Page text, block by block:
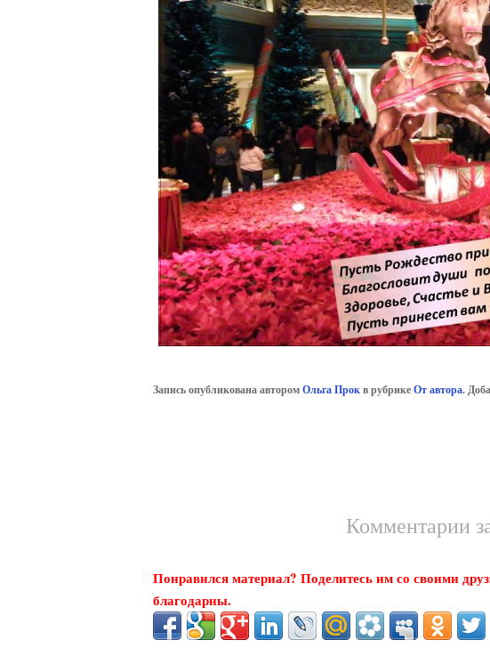
Запись опубликована автором Ольга Прок в рубрике От автора.
Комментарии
Понравился материал? Поделитесь им со своими
благодарны.